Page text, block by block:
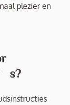
plezier en